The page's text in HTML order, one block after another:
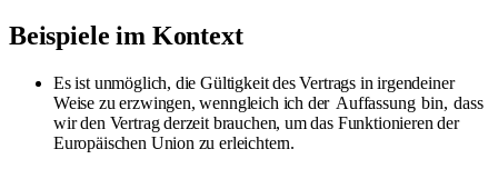
Beispiele im Kontext
Es ist unmöglich, die Gültigkeit des Vertrags in irgendeiner
Weise zu erzwingen, wenngleich ich der Auffassung bin, dass
wir den Vertrag derzeit brauchen, um das Funktionieren der
Europäischen Union zu erleichtern.